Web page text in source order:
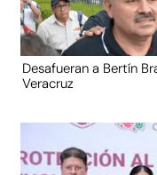
Desafueran a Bertín
Veracruz